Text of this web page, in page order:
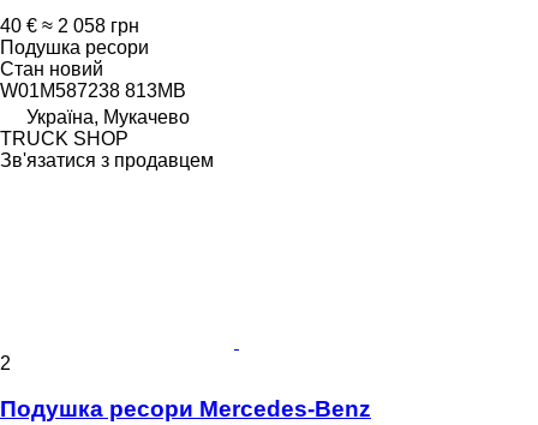
40 € ≈ 2 058 грн
Подушка ресори
Стан новий
W01M587238 813MB
Україна, Мукачево
TRUCK SHOP
Зв'язатися з продавцем
2
Подушка ресори Mercedes-Benz